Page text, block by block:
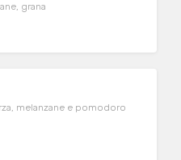
grana
melanzane e pomodoro